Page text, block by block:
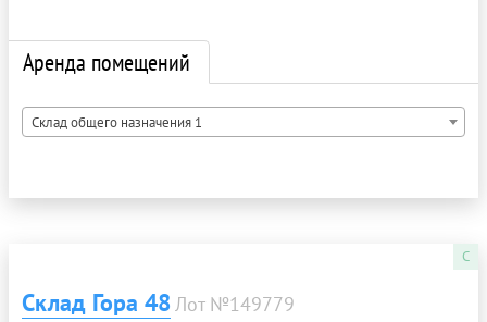
Аренда помещений
Склад общего назначения 1
C
Склад Гора 48Лот №149779